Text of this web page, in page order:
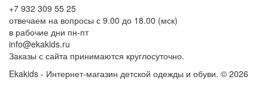
+7 932 309 55 25
отвечаем на вопросы с 9.00 до 18.00 (мск)
в рабочие дни пн-пт
info@ekakids.ru
Заказы с сайта принимаются круглосуточно.
Ekakids - Интернет-магазин детской одежды и обуви. © 2026